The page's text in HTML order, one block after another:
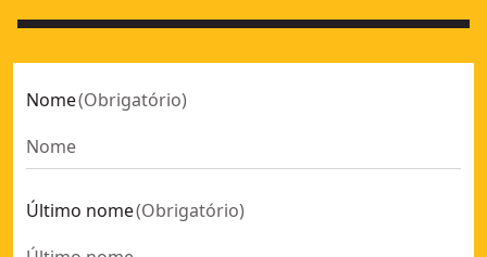
Nome(Obrigatório)
Último nome(Obrigatório)